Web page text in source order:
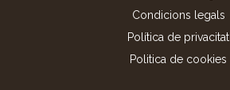
Condicions legals
Política de privacitat
Politica de cookies